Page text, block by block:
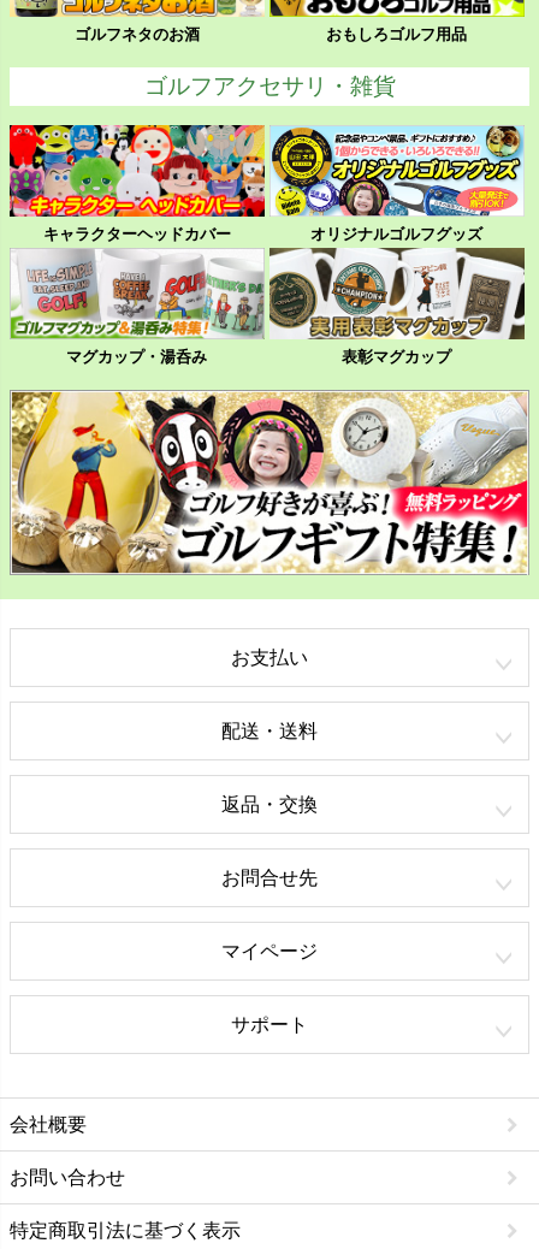
ゴルフネタのお酒 おもしろゴルフ用品
ゴルフアクセサリ・雑貨
キャラクターヘッドカバー オリジナルゴルフグッズ
マグカップ・湯呑み 表彰マグカップ
お支払い
配送・送料
返品・交換
お問合せ先
マイページ
サポート
会社概要
お問い合わせ
特定商取引法に基づく表示